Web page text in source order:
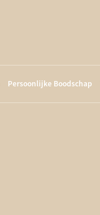
Persoonlijke Boodschap